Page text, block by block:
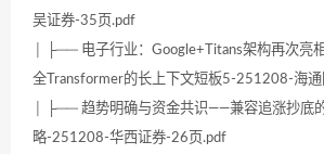
吴证券-35页.pdf
│ ├── 电子行业：Google+Titans架构再次亮
全Transformer的长上下文短板5-251208-海
│ ├── 趋势明确与资金共识——兼容追涨抄底
略-251208-华西证券-26页.pdf